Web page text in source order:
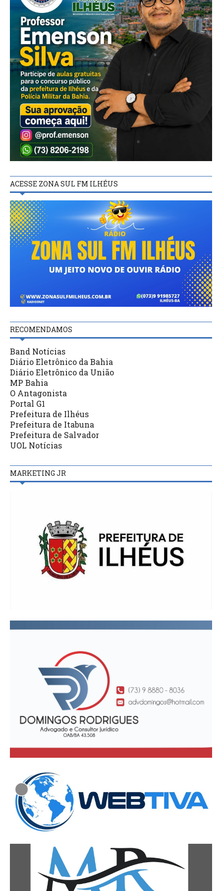
ACESSE ZONA SUL FM ILHÉUS
RECOMENDAMOS
Band Notícias
Diário Eletrônico da Bahia
Diário Eletrônico da União
MP Bahia
O Antagonista
Portal G1
Prefeitura de Ilhéus
Prefeitura de Itabuna
Prefeitura de Salvador
UOL Notícias
MARKETING JR